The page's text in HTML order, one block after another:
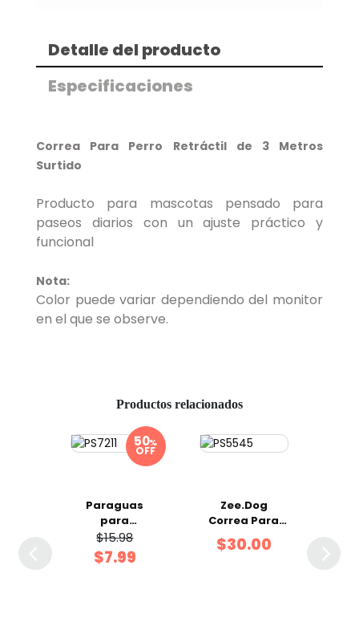
Detalle del producto
Especificaciones
Correa Para Perro Retráctil de 3 Metros
Surtido
Producto para mascotas pensado para
paseos diarios con un ajuste práctico y
funcional
Nota:
Color puede variar dependiendo del monitor
en el que se observe.
Productos relacionados
%
OFF
Paraguas
para
mascotas 73 x
54 cm
$15.98
$7.99
Zee.Dog
Correa Para
Perro Ruff
Leash 2.0
$30.00